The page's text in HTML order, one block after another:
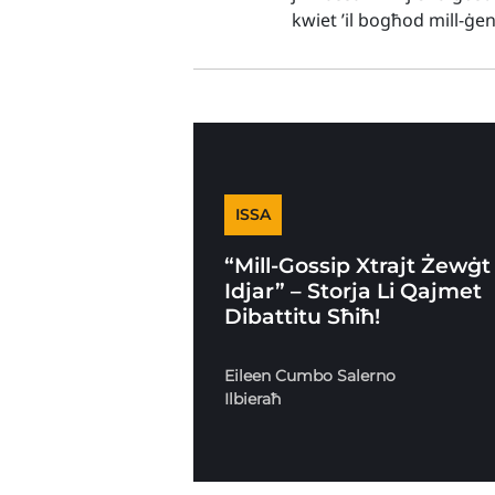
kwiet ’il bogħod mill-
ISSA
“Mill-Gossip Xtrajt Żewġt
Idjar” – Storja Li Qajmet
Dibattitu Sħiħ!
Eileen Cumbo Salerno
Ilbieraħ